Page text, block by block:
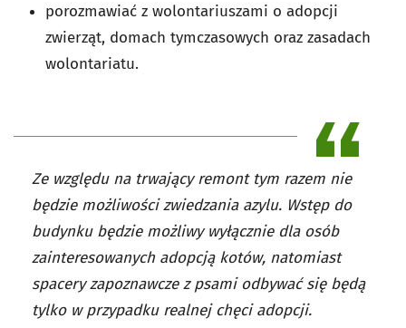
porozmawiać z wolontariuszami o adopcji
zwierząt, domach tymczasowych oraz zasadach
wolontariatu.
Ze względu na trwający remont tym razem nie
będzie możliwości zwiedzania azylu. Wstęp do
budynku będzie możliwy wyłącznie dla osób
zainteresowanych adopcją kotów, natomiast
spacery zapoznawcze z psami odbywać się będą
tylko w przypadku realnej chęci adopcji.